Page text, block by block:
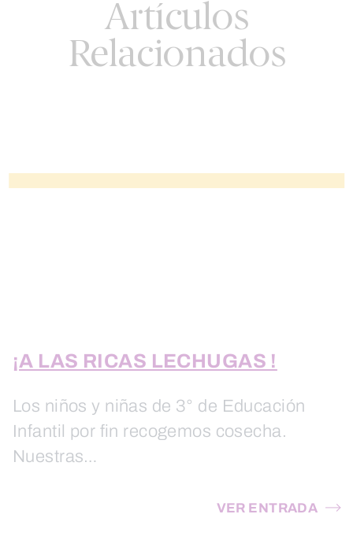
Artículos
Relacionados
¡A LAS RICAS LECHUGAS !
Los niños y niñas de 3° de Educación
Infantil por fin recogemos cosecha.
Nuestras…
VER ENTRADA